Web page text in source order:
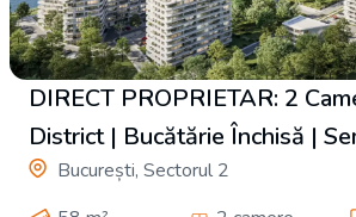
DIRECT PROPRIETAR: 2
District | Bucătărie Închisă |
Final Estimat Toamna 2026
București, Sectorul 2